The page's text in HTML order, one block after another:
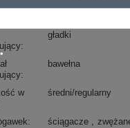
gładki
bawełna
w
średni/regularny
ściągacze